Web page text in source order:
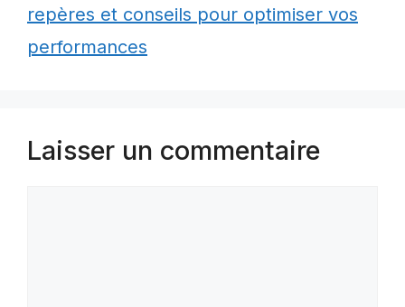
repères et conseils pour optimiser vos
performances
Laisser un commentaire